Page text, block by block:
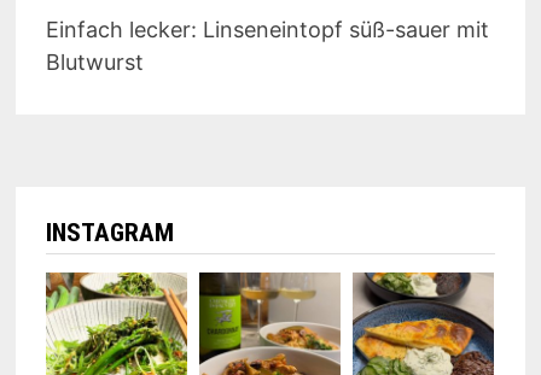
Einfach lecker: Linseneintopf süß-sauer mit
Blutwurst
INSTAGRAM